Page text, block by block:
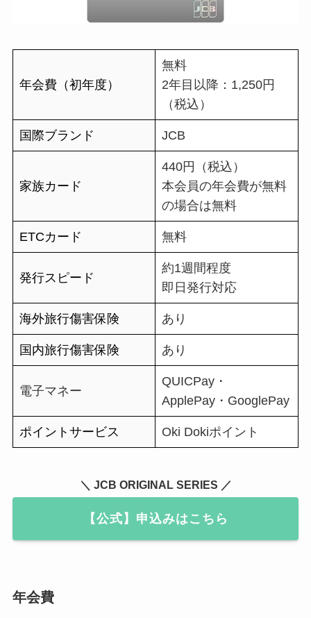
年会費（初年度）
無料
2年目以降：1,250円
（税込）
国際ブランド JCB
家族カード
440円（税込）
本会員の年会費が無料
の場合は無料
ETCカード 無料
発行スピード
約1週間程度
即日発行対応
海外旅行傷害保険 あり
国内旅行傷害保険 あり
電子マネー
QUICPay・
ApplePay・GooglePay
ポイントサービス Oki Dokiポイント
＼ JCB ORIGINAL SERIES ／
【公式】申込みはこちら
年会費